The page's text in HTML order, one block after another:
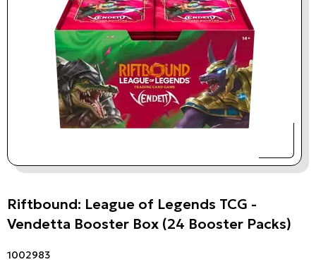
Riftbound: League of Legends TCG -
Vendetta Booster Box (24 Booster Packs)
1002983